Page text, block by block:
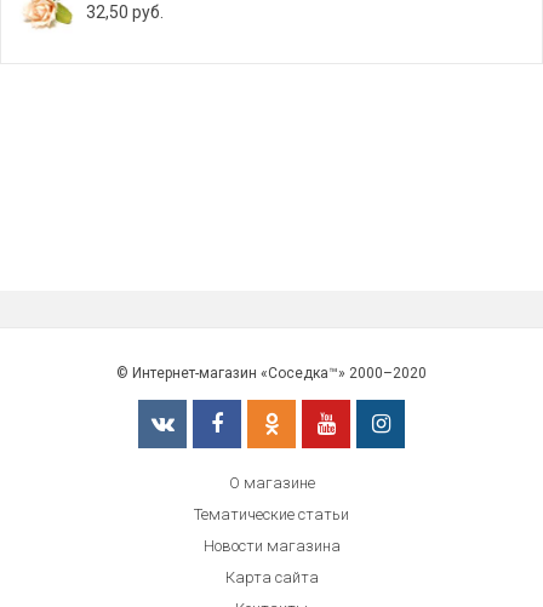
32,50 руб.
Наклейка деревянная ангелочек с...
12,35 руб.
Рафия натуральная для декоративн...
© Интернет-магазин «Соседка™» 2000–2020
О магазине
Тематические статьи
Новости магазина
Карта сайта